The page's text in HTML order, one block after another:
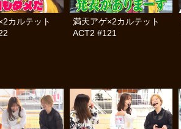
カルテット
満天アゲ×2カルテット
ACT2 #121